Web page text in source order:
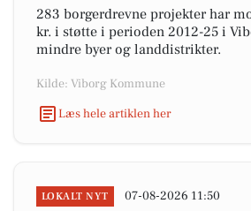
283 borgerdrevne projekter har
kr. i støtte i perioden 2012-25 i
mindre byer og landdistrikter.
Kilde: Viborg Kommune
Læs hele artiklen her
LOKALT NYT 07-08-2026 11:50